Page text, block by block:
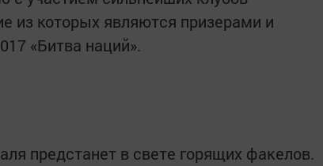
из которых являются призерами и
«Битва наций».
предстанет в свете горящих факелов.